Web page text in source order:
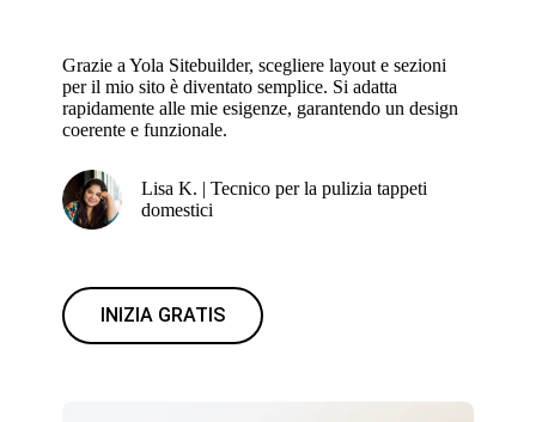
Grazie a Yola Sitebuilder, scegliere layout e sezioni
per il mio sito è diventato semplice. Si adatta
rapidamente alle mie esigenze, garantendo un design
coerente e funzionale.
Lisa K. | Tecnico per la pulizia tappeti
domestici
INIZIA GRATIS